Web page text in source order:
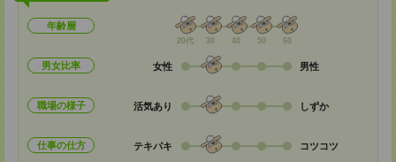
年齢層
20代 30 40 50 60
男女比率 女性 男性
職場の様子 活気あり しずか
仕事の仕方 テキパキ コツコツ